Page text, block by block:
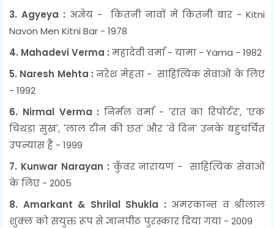
3. Agyeya : अज्ञेय - कितनी नावों में कितनी बार - Kitni
Navon Men Kitni Bar - 1978
4. Mahadevi Verma : महादेवी वर्मा - यामा - Yama - 1982
5. Naresh Mehta : नरेश मेहता - साहित्यिक सेवाओं के लिए
- 1992
6. Nirmal Verma : निर्मल वर्मा - 'रात का रिपोर्टर', 'एक
चिथड़ा सुख', 'लाल टीन की छत' और 'वे दिन' उनके बहुचर्चित
उपन्यास हैं - 1999
7. Kunwar Narayan : कुँवर नारायण - साहित्यिक सेवाओं
के लिए - 2005
8. Amarkant & Shrilal Shukla : अमरकान्त व श्रीलाल
शुक्ल को संयुक्त रूप से ज्ञानपीठ पुरस्कार दिया गया - 2009